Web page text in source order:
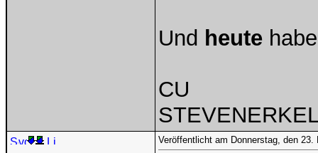
Und heute
CU
Veröffentlicht am Donnerstag, den